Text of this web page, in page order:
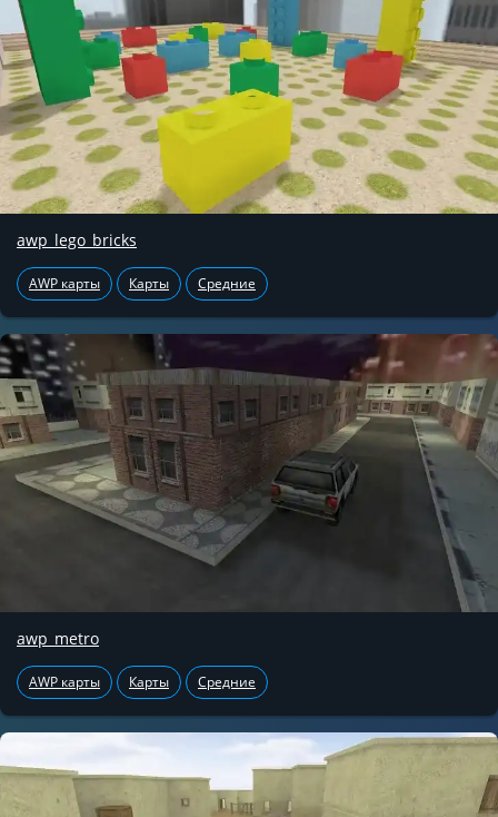
awp_lego_bricks
AWP карты Карты Средние
awp_metro
AWP карты Карты Средние